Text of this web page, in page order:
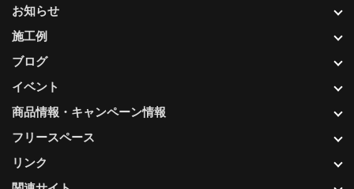
お知らせ
施工例
ブログ
イベント
商品情報・キャンペーン情報
フリースペース
リンク